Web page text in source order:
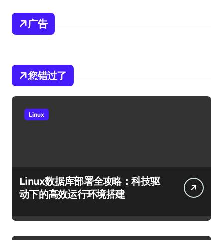
广告
您错过了
Linux
Linux数据库部署全攻略：科技驱
动下的高效运行环境搭建